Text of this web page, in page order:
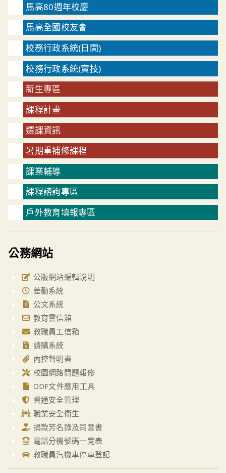
馬高80週年校慶
馬高全國校友會
校務行政系統(日間)
校務行政系統(實技)
新生專區
課程計畫
選課資訊
暑期重補修課程
課業輔導
課程諮詢專區
戶外教育填報專區
公務網站
公版網站編輯說明
差勤系統
公文系統
教育雲信箱
教職員工信箱
請購系統
內控聲明書
校園網路問題報修
ODF文件應用工具
資通安全管理
職業安全衛生
捐款芳名錄及同意書
電話分機號碼一覽表
教職員汽機車停車登記